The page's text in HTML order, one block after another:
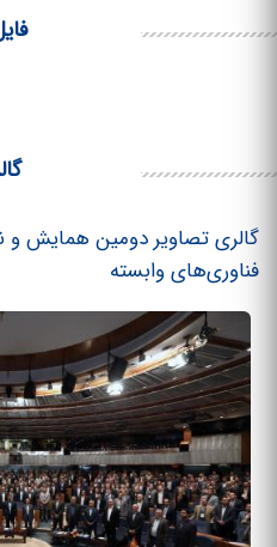
گالری تصاویر دومین همایش و
فناوری‌های وابسته